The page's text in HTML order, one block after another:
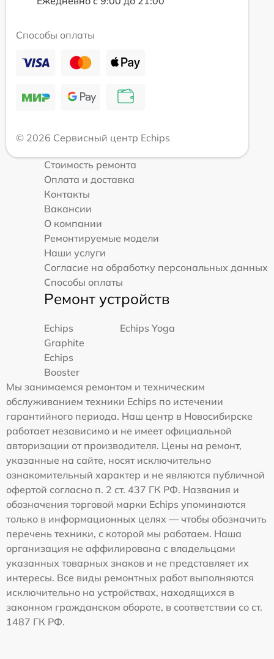
Способы оплаты
© 2026 Сервисный центр Echips
Стоимость ремонта
Оплата и доставка
Контакты
Вакансии
О компании
Ремонтируемые модели
Наши услуги
Согласие на обработку персональных данных
Способы оплаты
Ремонт устройств
Echips
Graphite
Echips Yoga
Echips
Booster
Мы занимаемся ремонтом и техническим
обслуживанием техники Echips по истечении
гарантийного периода. Наш центр в Новосибирске
работает независимо и не имеет официальной
авторизации от производителя. Цены на ремонт,
указанные на сайте, носят исключительно
ознакомительный характер и не являются публичной
офертой согласно п. 2 ст. 437 ГК РФ. Названия и
обозначения торговой марки Echips упоминаются
только в информационных целях — чтобы обозначить
перечень техники, с которой мы работаем. Наша
организация не аффилирована с владельцами
указанных товарных знаков и не представляет их
интересы. Все виды ремонтных работ выполняются
исключительно на устройствах, находящихся в
законном гражданском обороте, в соответствии со ст.
1487 ГК РФ.